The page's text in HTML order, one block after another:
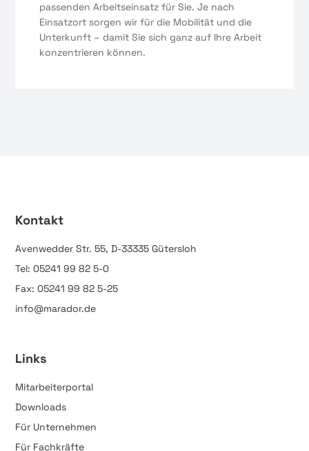
passenden Arbeitseinsatz für Sie. Je nach
Einsatzort sorgen wir für die Mobilität und die
Unterkunft – damit Sie sich ganz auf Ihre Arbeit
konzentrieren können.
Kontakt
Avenwedder Str. 55, D-33335 Gütersloh
Tel: 05241 99 82 5-0
Fax: 05241 99 82 5-25
info@marador.de
Links
Mitarbeiterportal
Downloads
Für Unternehmen
Für Fachkräfte